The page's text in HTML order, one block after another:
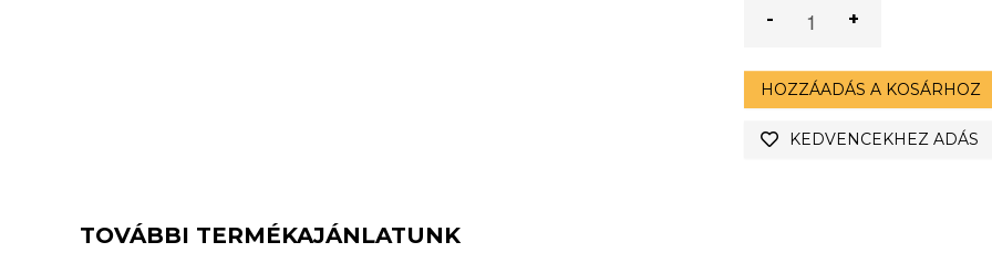
- +
HOZZÁADÁS A KOSÁRHOZ
KEDVENCEKHEZ ADÁS
TOVÁBBI TERMÉKAJÁNLATUNK